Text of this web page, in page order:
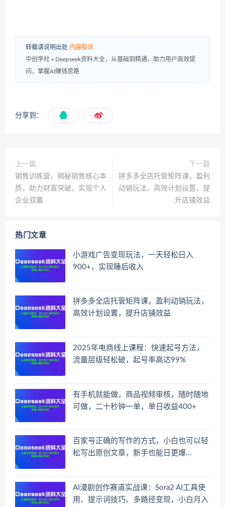
转载请说明出处 内容投诉
中创学社 » Deepseek资料大全，从基础到精通，助力用户高效提
问，掌握AI赚钱思路
分享到：
上一篇
销售训练营，揭秘销售核心本
质，助力财富突破，实现个人
企业双赢
下一篇
拼多多全店托管矩阵课，盈利
动销玩法，高效计划设置，提
升店铺效益
热门文章
小游戏广告变现玩法，一天轻松日入
900+，实现睡后收入
拼多多全店托管矩阵课，盈利动销玩法，
高效计划设置，提升店铺效益
2025年电商线上课程：快速起号方法，
流量层级轻松破，起号率高达99%
有手机就能做，商品视频审核，随时随地
可做，二十秒钟一单，单日收益400+
百家号正确的写作的方式，小白也可以轻
松写出原创文章，新手也能日更爆...
AI漫剧创作赛道实战课：Sora2 AI工具使
用、提示词技巧、多路径变现，小白月入